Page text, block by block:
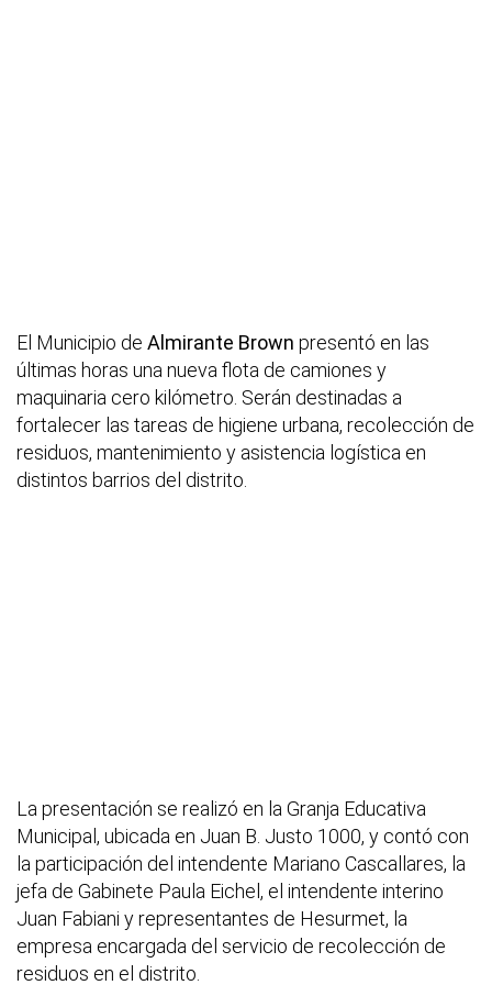
El Municipio de Almirante Brown presentó en las
últimas horas una nueva flota de camiones y
maquinaria cero kilómetro. Serán destinadas a
fortalecer las tareas de higiene urbana, recolección de
residuos, mantenimiento y asistencia logística en
distintos barrios del distrito.
La presentación se realizó en la Granja Educativa
Municipal, ubicada en Juan B. Justo 1000, y contó con
la participación del intendente Mariano Cascallares, la
jefa de Gabinete Paula Eichel, el intendente interino
Juan Fabiani y representantes de Hesurmet, la
empresa encargada del servicio de recolección de
residuos en el distrito.